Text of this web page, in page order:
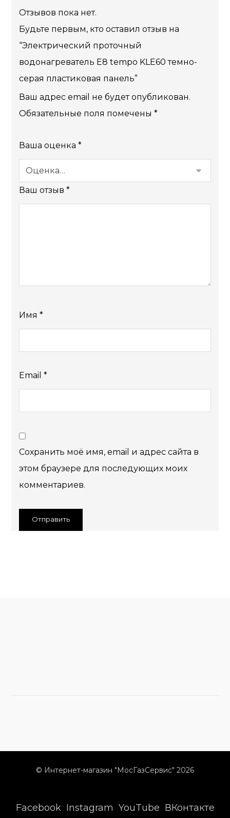
Отзывов пока нет.
Будьте первым, кто оставил отзыв на
“Электрический проточный
водонагреватель E8 tempo KLE60 темно-
серая пластиковая панель”
Ваш адрес email не будет опубликован.
Обязательные поля помечены*
Ваша оценка*
Ваш отзыв*
Имя*
Email*
Сохранить моё имя, email и адрес сайта в
этом браузере для последующих моих
комментариев.
© Интернет-магазин "МосГазСервис" 2026
Facebook Instagram YouTube ВКонтакте